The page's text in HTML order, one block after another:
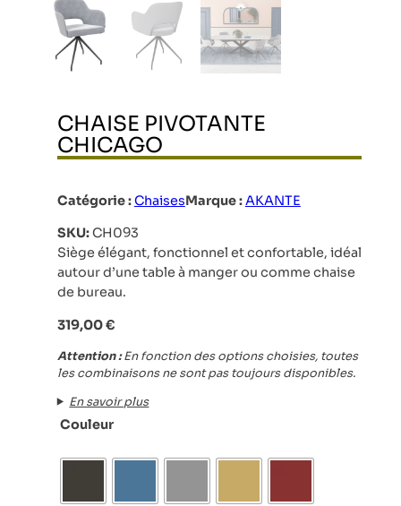
CHAISE PIVOTANTE
CHICAGO
Catégorie :ChaisesMarque :AKANTE
SKU:CH093
Siège élégant, fonctionnel et confortable, idéal
autour d’une table à manger ou comme chaise
de bureau.
319,00€
Attention :En fonction des options choisies, toutes
les combinaisons ne sont pas toujours disponibles.
En savoir plus
Couleur